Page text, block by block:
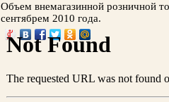
Объем внемагазинной розничной
сентябрем 2010 года.